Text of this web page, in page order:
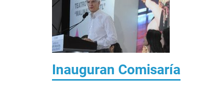
Inauguran Comisaría